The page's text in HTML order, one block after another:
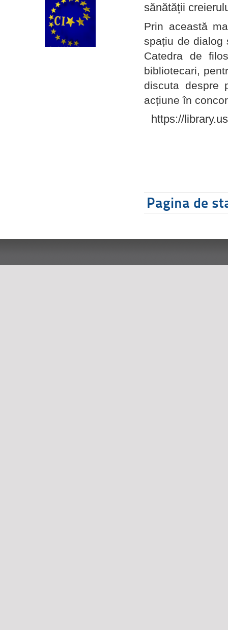
sănătății
Prin această
spațiu de dialog
Catedra de
bibliotecari,
discuta despre
acțiune în
https://
Pagina de